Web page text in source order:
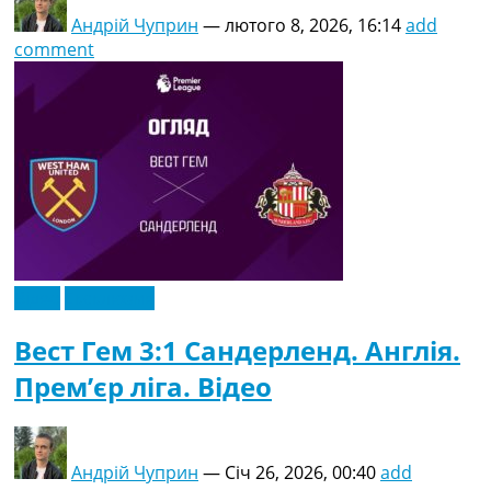
Андрій Чуприн —лютого 8, 2026, 16:14add
comment
Вест Гем 3:1 Сандерленд. Англія.
Прем’єр ліга. Відео
Андрій Чуприн — Січ 26, 2026, 00:40add